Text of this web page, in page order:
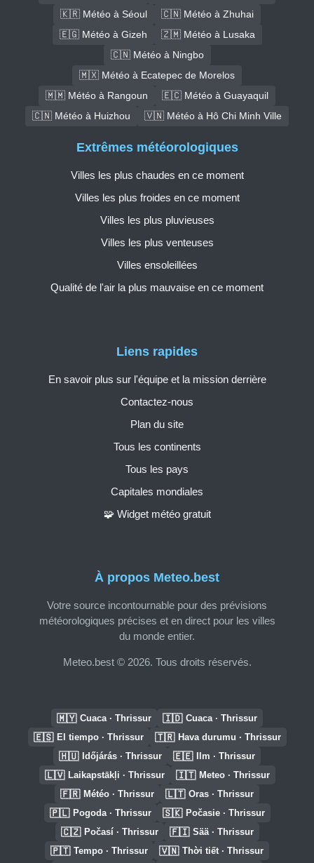
🇰🇷 Météo à Séoul
🇨🇳 Météo à Zhuhai
🇪🇬 Météo à Gizeh
🇿🇲 Météo à Lusaka
🇨🇳 Météo à Ningbo
🇲🇽 Météo à Ecatepec de Morelos
🇲🇲 Météo à Rangoun
🇪🇨 Météo à Guayaquil
🇨🇳 Météo à Huizhou
🇻🇳 Météo à Hô Chi Minh Ville
À propos Meteo.best
Votre source incontournable pour des prévisions
météorologiques précises et en direct pour les villes
du monde entier.
Meteo.best © 2026. Tous droits réservés.
Liens rapides
En savoir plus sur l'équipe et la mission derrière
Contactez-nous
Plan du site
Tous les continents
Tous les pays
Capitales mondiales
🧩 Widget météo gratuit
Extrêmes météorologiques
Villes les plus chaudes en ce moment
Villes les plus froides en ce moment
Villes les plus pluvieuses
Villes les plus venteuses
Villes ensoleillées
Qualité de l'air la plus mauvaise en ce moment
🇲🇾 Cuaca · Thrissur 🇮🇩 Cuaca · Thrissur
🇪🇸 El tiempo · Thrissur 🇹🇷 Hava durumu · Thrissur
🇭🇺 Időjárás · Thrissur 🇪🇪 Ilm · Thrissur
🇱🇻 Laikapstākļi · Thrissur 🇮🇹 Meteo · Thrissur
🇫🇷 Météo · Thrissur 🇱🇹 Oras · Thrissur
🇵🇱 Pogoda · Thrissur 🇸🇰 Počasie · Thrissur
🇨🇿 Počasí · Thrissur 🇫🇮 Sää · Thrissur
🇵🇹 Tempo · Thrissur 🇻🇳 Thời tiết · Thrissur